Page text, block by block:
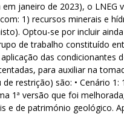
janeiro de 2023), o
1) recursos minerais e
Optou-se por incluir
de trabalho constituído
das
para auxiliar na
restrição) são: • Cenário
1ª versão que foi
e de património geológico.